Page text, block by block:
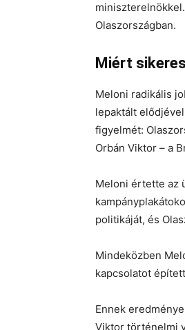
Olaszországban.
Miért
Meloni radikális
lepaktált
figyelmét:
Orbán Viktor – a
Meloni értette az
politikáját, és
Mindeközben
kapcsolatot
Ennek
Viktor történelmi